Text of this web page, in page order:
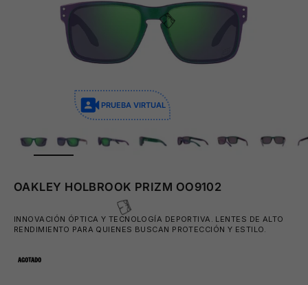
PRUEBA VIRTUAL
ZOOM
OAKLEY HOLBROOK PRIZM OO9102
INNOVACIÓN ÓPTICA Y TECNOLOGÍA DEPORTIVA. LENTES DE ALTO
RENDIMIENTO PARA QUIENES BUSCAN PROTECCIÓN Y ESTILO.
AGOTADO